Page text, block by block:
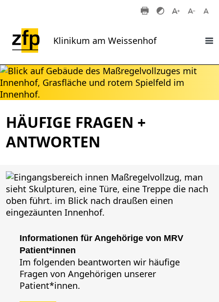
Klinikum am Weissenhof
HÄUFIGE FRAGEN +
ANTWORTEN
Informationen für Angehörige von MRV
Patient*innen
Im folgenden beantworten wir häufige
Fragen von Angehörigen unserer
Patient*innen.